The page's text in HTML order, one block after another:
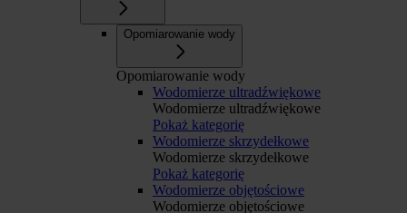
Opomiarowanie wody
Opomiarowanie wody
Wodomierze ultradźwiękowe
Wodomierze ultradźwiękowe
Pokaż kategorię
Wodomierze skrzydełkowe
Wodomierze skrzydełkowe
Pokaż kategorię
Wodomierze objętościowe
Wodomierze objętościowe